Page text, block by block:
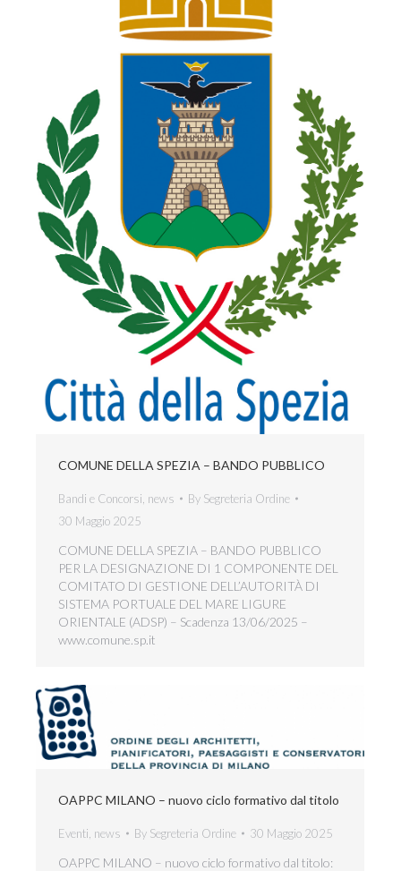
COMUNE DELLA SPEZIA – BANDO PUBBLICO
Bandi e Concorsi news By Segreteria Ordine
30 Maggio 2025
COMUNE DELLA SPEZIA – BANDO PUBBLICO
PER LA DESIGNAZIONE DI 1 COMPONENTE DEL
COMITATO DI GESTIONE DELL’AUTORITÀ DI
SISTEMA PORTUALE DEL MARE LIGURE
ORIENTALE (ADSP) – Scadenza 13/06/2025 –
www.comune.sp.it
OAPPC MILANO – nuovo ciclo formativo dal titolo
Eventi news By Segreteria Ordine 30 Maggio 2025
OAPPC MILANO – nuovo ciclo formativo dal titolo: